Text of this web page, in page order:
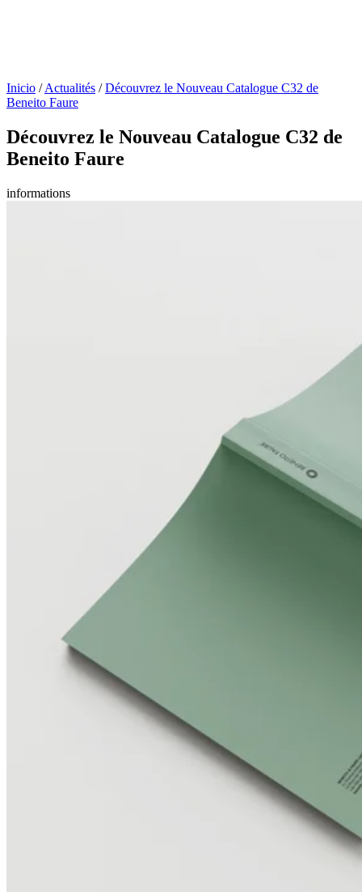
Inicio / Actualités / Découvrez le Nouveau Catalogue C32 de
Beneito Faure
Découvrez le Nouveau Catalogue C32 de
Beneito Faure
informations